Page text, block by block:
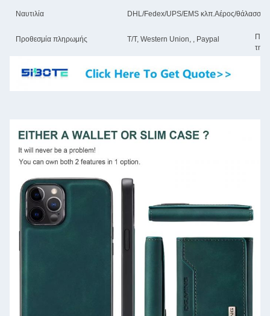
Ναυτιλία DHL/Fedex/UPS/EMS κλπ.Αέρος/θάλασσα
Προθεσμία πληρωμής Τ/Τ, Western Union, , Paypal
την